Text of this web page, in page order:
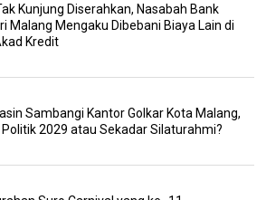
Kunjung Diserahkan, Nasabah Bank
Malang Mengaku Dibebani Biaya Lain di
Kredit
Sambangi Kantor Golkar Kota Malang,
2029 atau Sekadar Silaturahmi?